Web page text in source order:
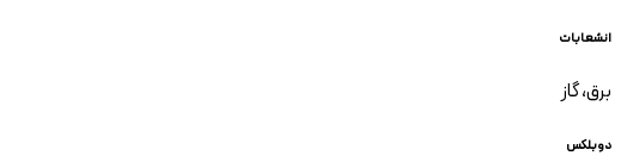
انشعابات
برق، گاز
دوبلکس